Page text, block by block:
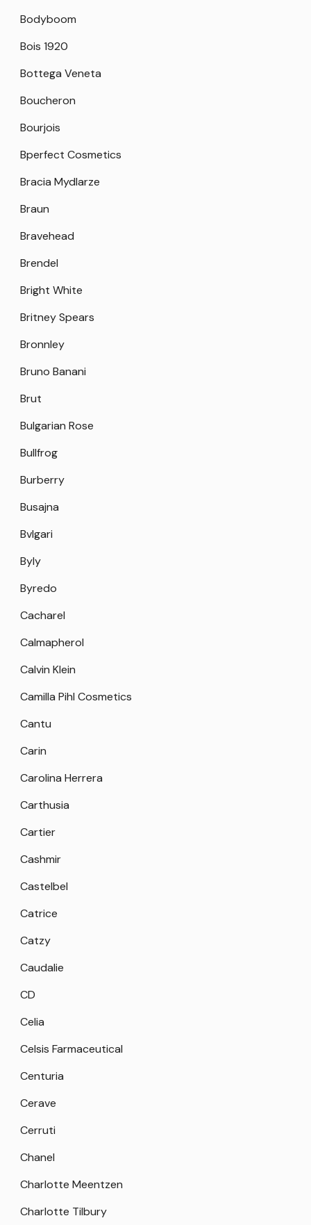
Bodyboom
Bois 1920
Bottega Veneta
Boucheron
Bourjois
Bperfect Cosmetics
Bracia Mydlarze
Braun
Bravehead
Brendel
Bright White
Britney Spears
Bronnley
Bruno Banani
Brut
Bulgarian Rose
Bullfrog
Burberry
Busajna
Bvlgari
Byly
Byredo
Cacharel
Calmapherol
Calvin Klein
Camilla Pihl Cosmetics
Cantu
Carin
Carolina Herrera
Carthusia
Cartier
Cashmir
Castelbel
Catrice
Catzy
Caudalie
CD
Celia
Celsis Farmaceutical
Centuria
Cerave
Cerruti
Chanel
Charlotte Meentzen
Charlotte Tilbury